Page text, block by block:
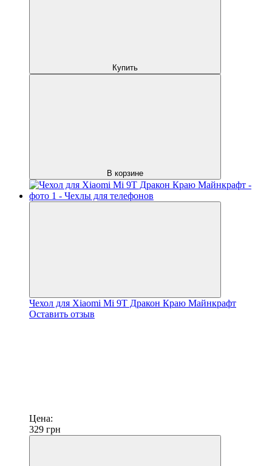
Купить
В корзине
Чехол для Xiaomi Mi 9T Дракон Краю Майнкрафт
Оставить отзыв
Цена:
329 грн